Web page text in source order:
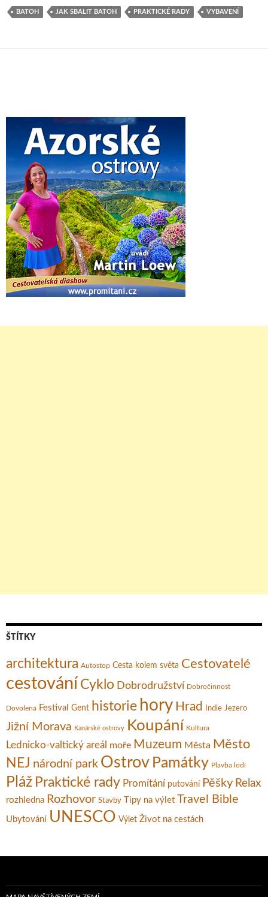
BATOH JAK SBALIT BATOH PRAKTICKÉ RADY VYBAVENÍ
ŠTÍTKY
architektura Autostop Cesta kolem světa Cestovatelé
cestování Cyklo Dobrodružství Dobročinnost
Dovolená Festival Gent historie hory Hrad Indie Jezero
Jižní Morava Kanárské ostrovy Koupání Kultura
Lednicko-valtický areál moře Muzeum Města Město
NEJ národní park Ostrov Památky Plavba lodí
Pláž Praktické rady Promítání putování Pěšky Relax
rozhledna Rozhovor Stavby Tipy na výlet Travel Bible
Ubytování UNESCO Výlet Život na cestách